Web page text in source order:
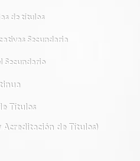
de títulos
Secundaria
Secundario
Títulos
de Títulos)